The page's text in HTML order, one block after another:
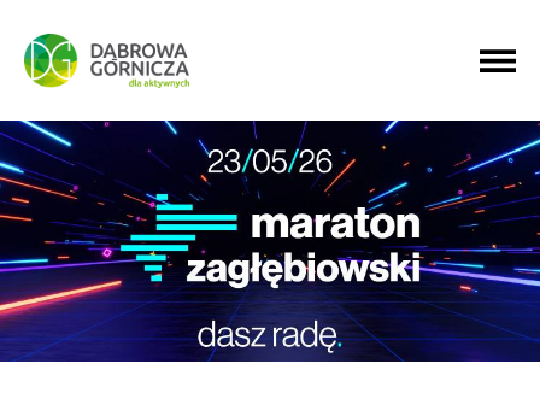
PRZEJDŹ DO MENU GŁÓWNEGO
PRZEJDŹ DO WYSZUKIWARKI
PRZEJDŹ DO TREŚCI